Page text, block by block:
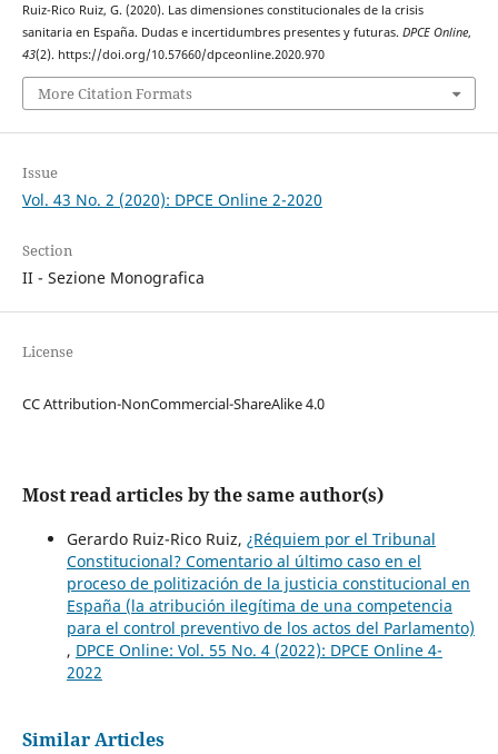
Ruiz-Rico Ruiz, G. (2020). Las dimensiones constitucionales de la crisis
sanitaria en España. Dudas e incertidumbres presentes y futuras. DPCE Online,
43(2). https://doi.org/10.57660/dpceonline.2020.970
More Citation Formats
Issue
Vol. 43 No. 2 (2020): DPCE Online 2-2020
Section
II - Sezione Monografica
License
CC Attribution-NonCommercial-ShareAlike 4.0
Most read articles by the same author(s)
Gerardo Ruiz-Rico Ruiz, ¿Réquiem por el Tribunal
Constitucional? Comentario al último caso en el
proceso de politización de la justicia constitucional en
España (la atribución ilegítima de una competencia
para el control preventivo de los actos del Parlamento)
, DPCE Online: Vol. 55 No. 4 (2022): DPCE Online 4-
2022
Similar Articles